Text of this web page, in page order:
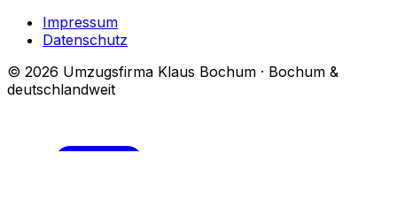
Impressum
Datenschutz
© 2026 Umzugsfirma Klaus Bochum · Bochum &
deutschlandweit